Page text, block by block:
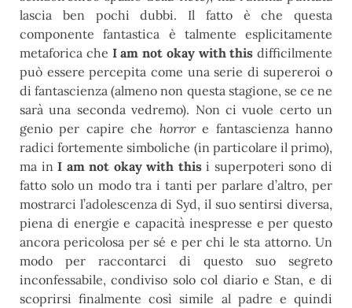
lascia ben pochi dubbi. Il fatto è che questa
componente fantastica è talmente esplicitamente
metaforica che I am not okay with this difficilmente
può essere percepita come una serie di supereroi o
di fantascienza (almeno non questa stagione, se ce ne
sarà una seconda vedremo). Non ci vuole certo un
genio per capire che horrore fantascienza hanno
radici fortemente simboliche (in particolare il primo),
ma inI am not okay with thisi superpoteri sono di
fatto solo un modo tra i tanti per parlare d’altro, per
mostrarci l’adolescenza di Syd, il suo sentirsi diversa,
piena di energie e capacità inespresse e per questo
ancora pericolosa per sé e per chi le sta attorno. Un
modo per raccontarci di questo suo segreto
inconfessabile, condiviso solo col diario e Stan, e di
scoprirsi finalmente così simile al padre e quindi